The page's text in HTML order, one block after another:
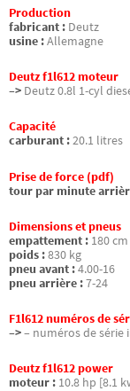
Production
fabricant : Deutz
usine :Allemagne
Deutz f1l612 moteur
–> Deutz 0.8l 1-cyl
Capacité
carburant :20.1 litres
Prise de force (pdf)
tour par minute
Dimensions et pneus
empattement : 180 cm
poids :830 kg
pneu avant :4.00-16
pneu arrière :7-24
F1l612 numéros de
–>– numéros de série
Deutz f1l612 power
moteur : 10.8 hp [8.1